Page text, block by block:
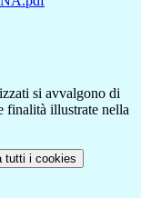
si avvalgono di
finalità illustrate nella
tutti i cookies